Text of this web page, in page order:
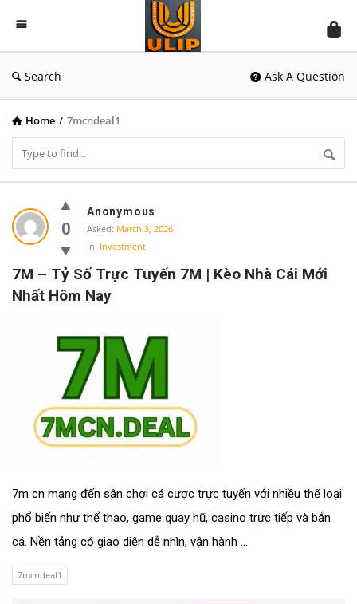
UlipIndia
Discussion
Forum
Search Ask A Question
Home / 7mcndeal1
UlipIndia
Discussion
Forum
Latest
Questions
0
Anonymous
Asked: March 3, 2026
In: Investment
7M – Tỷ Số Trực Tuyến 7M | Kèo Nhà Cái Mới
Nhất Hôm Nay
7m cn mang đến sân chơi cá cược trực tuyến với nhiều thể loại
phổ biến như thể thao, game quay hũ, casino trực tiếp và bắn
cá. Nền tảng có giao diện dễ nhìn, vận hành ...
7mcndeal1